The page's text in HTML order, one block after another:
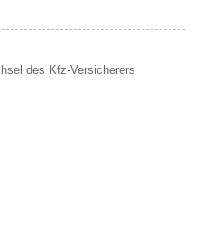
des Kfz-Versicherers